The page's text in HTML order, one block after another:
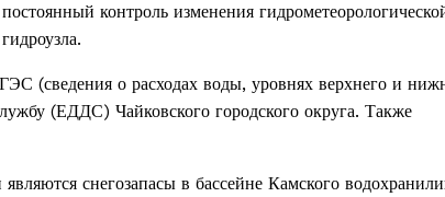
контроль изменения
(сведения о расходах воды, уровнях верхнего и
(ЕДДС) Чайковского городского округа. Также
снегозапасы в бассейне Камского